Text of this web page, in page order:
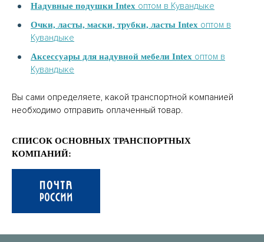
Надувные подушки Intex оптом в Кувандыке
Очки, ласты, маски, трубки, ласты Intex оптом в
Кувандыке
Аксессуары для надувной мебели Intex оптом в
Кувандыке
Вы сами определяете, какой транспортной компанией
необходимо отправить оплаченный товар.
СПИСОК ОСНОВНЫХ ТРАНСПОРТНЫХ
КОМПАНИЙ: